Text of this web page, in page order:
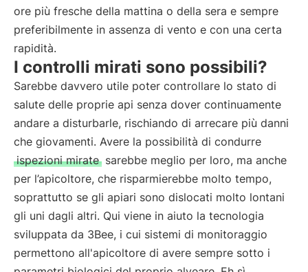
ore più fresche della mattina o della sera e sempre
preferibilmente in assenza di vento e con una certa
rapidità.
I controlli mirati sono possibili?
Sarebbe davvero utile poter controllare lo stato di
salute delle proprie api senza dover continuamente
andare a disturbarle, rischiando di arrecare più danni
che giovamenti. Avere la possibilità di condurre
ispezioni mirate sarebbe meglio per loro, ma anche
per l’apicoltore, che risparmierebbe molto tempo,
soprattutto se gli apiari sono dislocati molto lontani
gli uni dagli altri. Qui viene in aiuto la tecnologia
sviluppata da 3Bee, i cui sistemi di monitoraggio
permettono all'apicoltore di avere sempre sotto i